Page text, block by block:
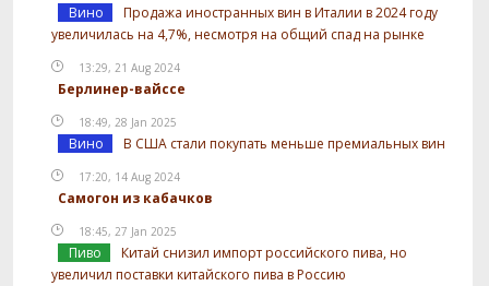
Вино
Продажа иностранных вин в Италии в 2024 году
увеличилась на 4,7%, несмотря на общий спад на рынке
13:29, 21 Aug 2024
Берлинер-вайссе
18:49, 28 Jan 2025
Вино В США стали покупать меньше премиальных вин
17:20, 14 Aug 2024
Самогон из кабачков
18:45, 27 Jan 2025
Пиво
Китай снизил импорт российского пива, но
увеличил поставки китайского пива в Россию